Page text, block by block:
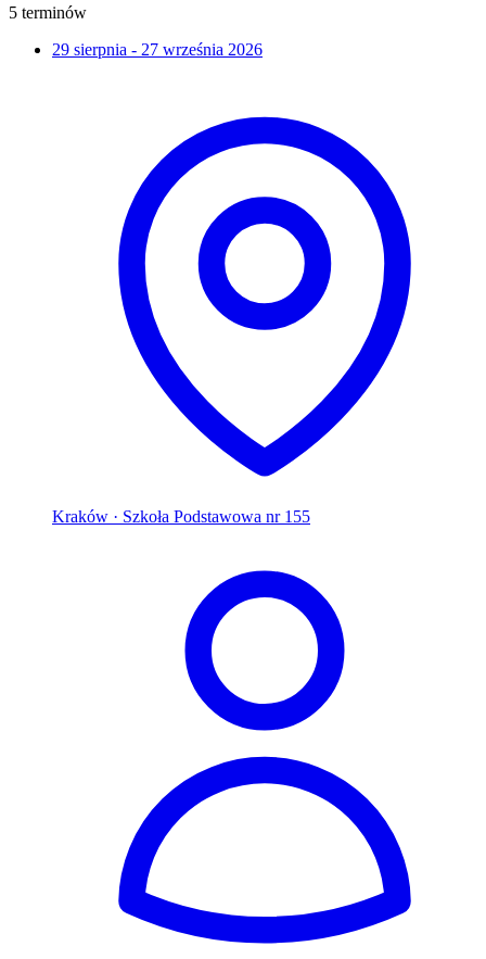
5 terminów
29 sierpnia - 27 września 2026
Kraków · Szkoła Podstawowa nr 155